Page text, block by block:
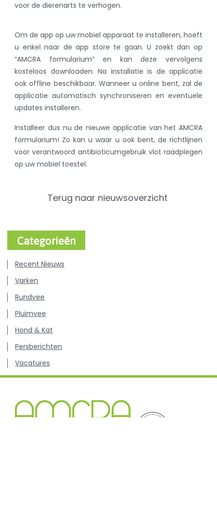
voor de dierenarts te verhogen.
Om de app op uw mobiel apparaat te installeren, hoeft
u enkel naar de app store te gaan. U zoekt dan op
“AMCRA formularium” en kan deze vervolgens
kosteloos downloaden. Na installatie is de applicatie
ook offline beschikbaar. Wanneer u online bent, zal de
applicatie automatisch synchroniseren en eventuele
updates installeren.
Installeer dus nu de nieuwe applicatie van het AMCRA
formularium! Zo kan u waar u ook bent, de richtlijnen
voor verantwoord antibioticumgebruik vlot raadplegen
op uw mobiel toestel.
Terug naar nieuwsoverzicht
Categorieën
Recent Nieuws
Varken
Rundvee
Pluimvee
Hond & Kat
Persberichten
Vacatures